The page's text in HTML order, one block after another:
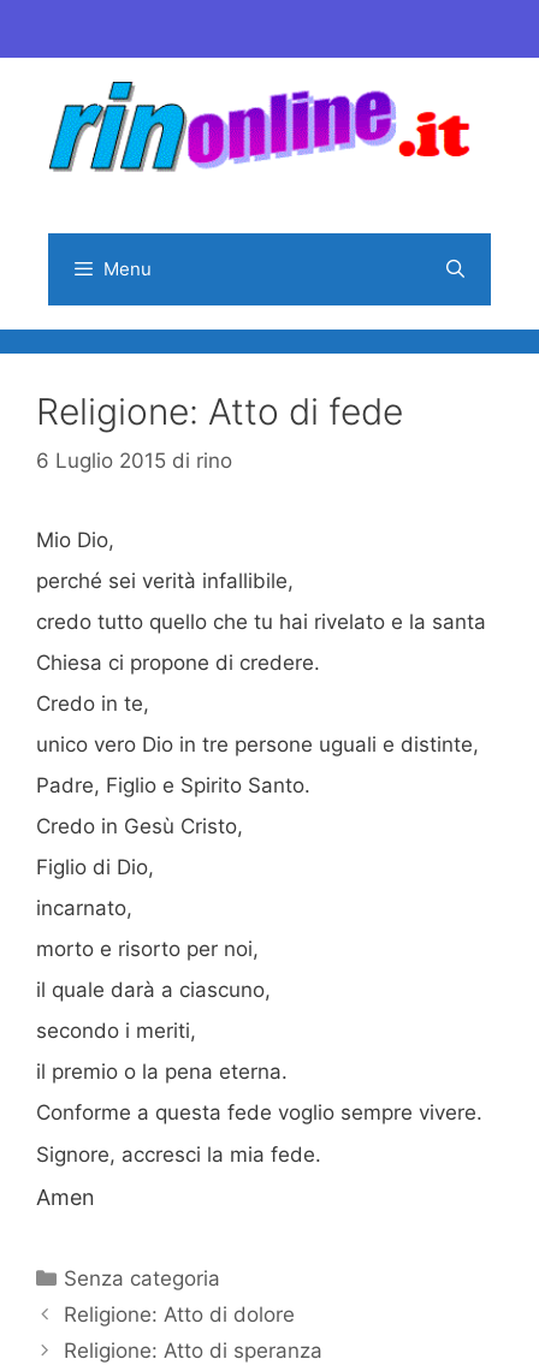
al
contenuto
Menu
Religione: Atto di fede
6 Luglio 2015 di rino
Mio Dio,
perché sei verità infallibile,
credo tutto quello che tu hai rivelato e la santa
Chiesa ci propone di credere.
Credo in te,
unico vero Dio in tre persone uguali e distinte,
Padre, Figlio e Spirito Santo.
Credo in Gesù Cristo,
Figlio di Dio,
incarnato,
morto e risorto per noi,
il quale darà a ciascuno,
secondo i meriti,
il premio o la pena eterna.
Conforme a questa fede voglio sempre vivere.
Signore, accresci la mia fede.
Amen
Categorie
Senza categoria
Religione: Atto di dolore
Religione: Atto di speranza